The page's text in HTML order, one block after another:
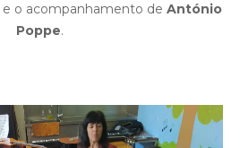
e o acompanhamento de António
Poppe.